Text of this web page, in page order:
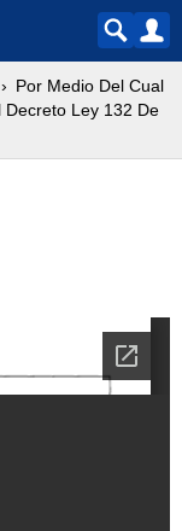
Por Medio Del Cual
Decreto Ley 132 De